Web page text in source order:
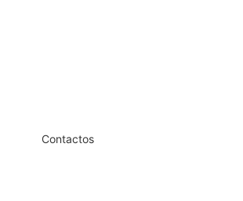
Contactos